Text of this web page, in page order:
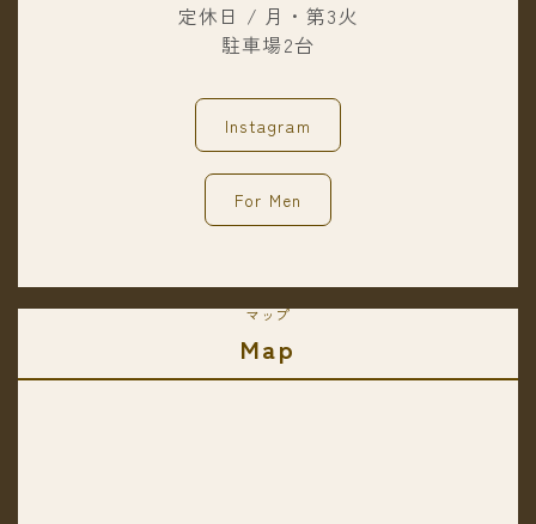
定休日 / 月・第3火
駐車場2台
Instagram
For Men
マップ
Map